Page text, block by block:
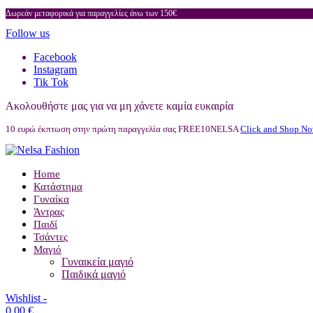
Δωρεάν μεταφορικά για παραγγελίες άνω των 150€
Follow us
Facebook
Instagram
Tik Tok
Ακολουθήστε μας για να μη χάνετε καμία ευκαιρία
10 ευρώ έκπτωση στην πρώτη παραγγελία σας FREE10NELSAClick and Shop
Home
Κατάστημα
Γυναίκα
Άντρας
Παιδί
Τσάντες
Μαγιό
Γυναικεία μαγιό
Παιδικά μαγιό
Wishlist -
0,00 €